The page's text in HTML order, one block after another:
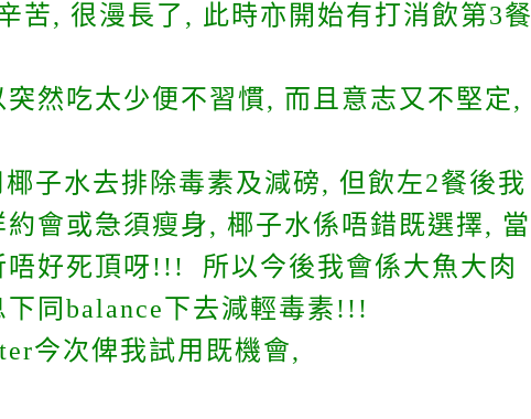
苦, 很漫長了, 此時亦開始有打消飲第3餐
然吃太少便不習慣, 而且意志又不堅定,
子水去排除毒素及減磅, 但飲左2餐後我
會或急須瘦身, 椰子水係唔錯既選擇, 當
好死頂呀!!! 所以今後我會係大魚大肉
同balance下去減輕毒素!!!
今次俾我試用既機會,